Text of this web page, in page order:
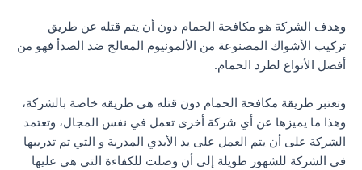
وهدف الشركة هو مكافحة الحمام دون أن يتم قتله عن طريق
تركيب الأشواك المصنوعة من الألمونيوم المعالج ضد الصدأ فهو من
أفضل الأنواع لطرد الحمام.
وتعتبر طريقة مكافحة الحمام دون قتله هي طريقه خاصة بالشركة،
وهذا ما يميزها عن أي شركة أخرى تعمل في نفس المجال، وتعتمد
الشركة على أن يتم العمل على يد الأيدي المدربة و التي تم تدريبها
في الشركة للشهور طويلة إلى أن وصلت للكفاءة التي هي عليها